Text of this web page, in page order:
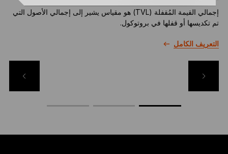
إجمالي القيمة المُقفلة (TVL) هو مقياس يشير إلى إجمالي الأصول التي
تم تكديسها أو قفلها في بروتوكول.
التعريف الكامل